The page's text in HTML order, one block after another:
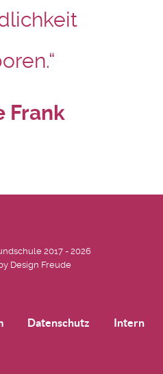
Frank
2017 - 2026
Design Freude
Datenschutz Intern